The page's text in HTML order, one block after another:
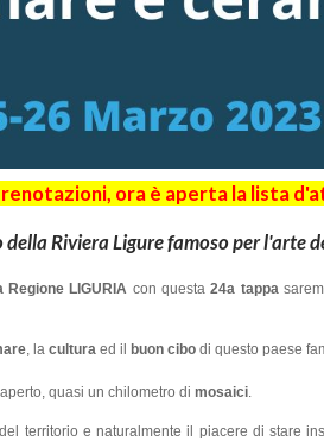
ora è aperta la lista
Riviera Ligure famoso per l'arte
Regione LIGURIA con questa24a tappa
, la cultura ed il buon cibo di questo paese
quasi un chilometro di mosaici.
territorio e naturalmente il piacere di stare